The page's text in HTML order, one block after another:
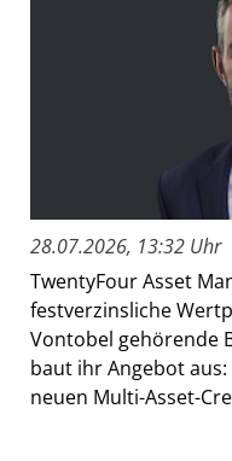
28.07.2026, 13:32 Uhr
TwentyFour Asset
festverzinsliche
Vontobel gehörende
baut ihr Angebot
neuen Multi-Asset-